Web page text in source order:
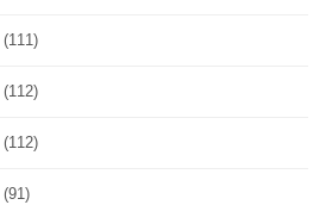
(111)
(112)
(112)
(91)